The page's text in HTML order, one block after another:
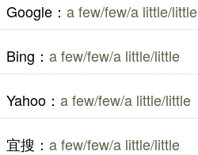
Google： a few/few/a little/little
Bing： a few/few/a little/little
Yahoo： a few/few/a little/little
宜搜： a few/few/a little/little